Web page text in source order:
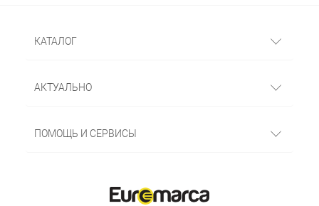
КАТАЛОГ
АКТУАЛЬНО
ПОМОЩЬ И СЕРВИСЫ